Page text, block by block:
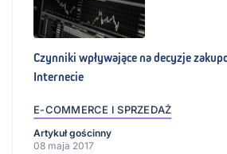
Czynniki wpływające na decyzje
Internecie
E-COMMERCE I SPRZEDAŻ
Artykuł gościnny
08 maja 2017